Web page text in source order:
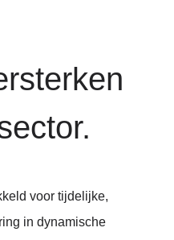
voor tijdelijke,
in dynamische